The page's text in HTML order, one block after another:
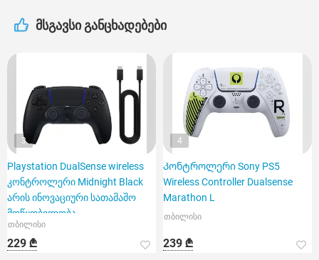
მსგავსი განცხადებები
3
Playstation DualSense wireless
კონტროლერი Midnight Black
არის ინოვაციური სათამაშო
მოწყობილობა
თბილისი
229 ₾
4
Კონტროლერი Sony PS5
Wireless Controller Dualsense
Marathon L
თბილისი
239 ₾